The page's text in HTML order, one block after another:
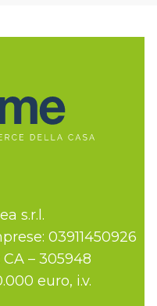
s.r.l.
03911450926
CA – 305948
euro, i.v.